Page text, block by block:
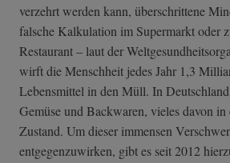
verzehrt werden kann, überschrittene
falsche Kalkulation im Supermarkt oder
Restaurant – laut der
wirft die Menschheit jedes Jahr 1,3
Lebensmittel in den Müll. In
Gemüse und Backwaren, vieles davon
Zustand. Um dieser immensen
entgegenzuwirken, gibt es seit 2012